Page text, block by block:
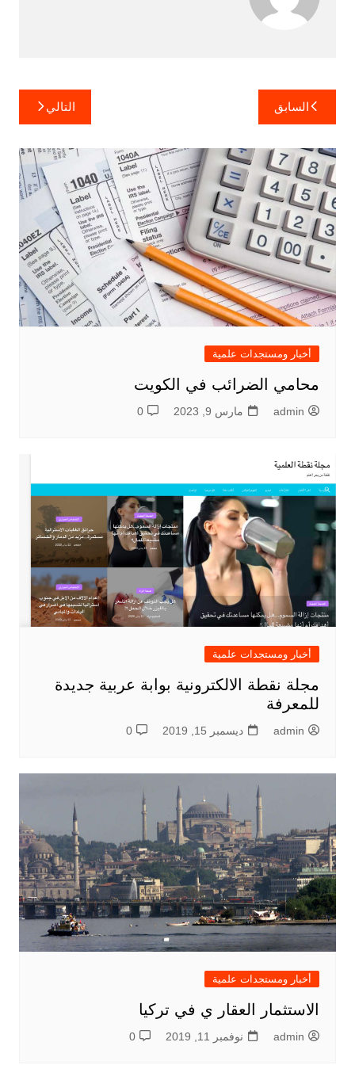
تصفّح
المقالات
السابق التالي
أخبار ومستجدات علمية
محامي الضرائب في الكويت
admin مارس 9, 2023 0
أخبار ومستجدات علمية
مجلة نقطة الالكترونية بوابة عربية جديدة
للمعرفة
admin ديسمبر 15, 2019 0
أخبار ومستجدات علمية
الاستثمار العقار ي في تركيا
admin نوفمبر 11, 2019 0